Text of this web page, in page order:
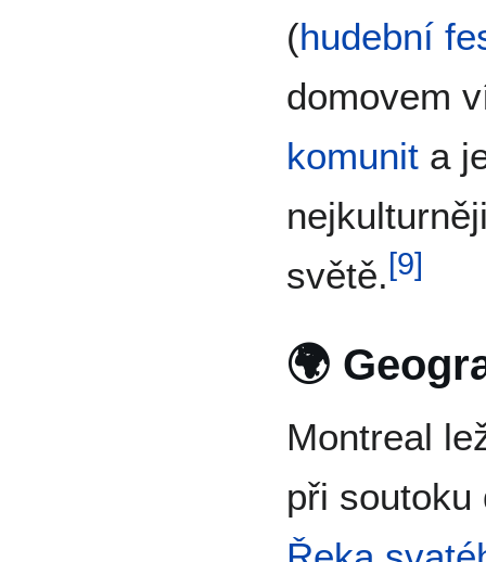
(hudební
domovem
komunit a
světě. [9]
🌍
Montreal
při